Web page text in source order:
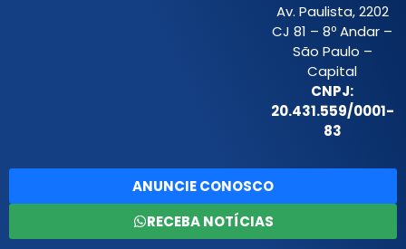
Av. Paulista, 2202
CJ 81 – 8º Andar –
São Paulo –
Capital
CNPJ:
20.431.559/0001-
83
ANUNCIE CONOSCO
RECEBA NOTÍCIAS